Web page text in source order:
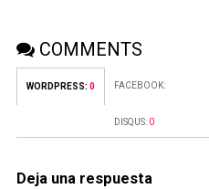
COMMENTS
WORDPRESS: 0 FACEBOOK:
DISQUS: 0
Deja una respuesta